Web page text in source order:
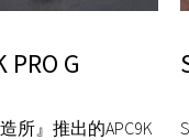
PRO G
所』推出的APC9K